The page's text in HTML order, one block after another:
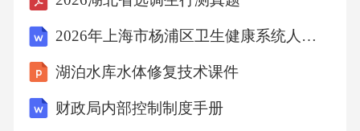
3.3无菌操作与感染控制
手术安全的关键，涵盖多方面内容，核心是降
低手术感染风险。
2026年上海市杨浦区卫生健康系统人员招聘笔试参考题库及答案解析
湖泊水库水体修复技术课件
财政局内部控制制度手册